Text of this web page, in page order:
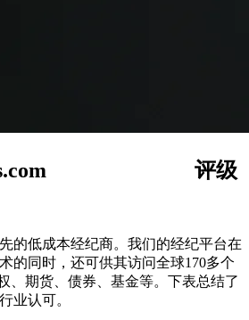
评级
的低成本经纪商。我们的经纪平台在
的同时，还可供其访问全球170多个
、期货、债券、基金等。下表总结了
业认可。